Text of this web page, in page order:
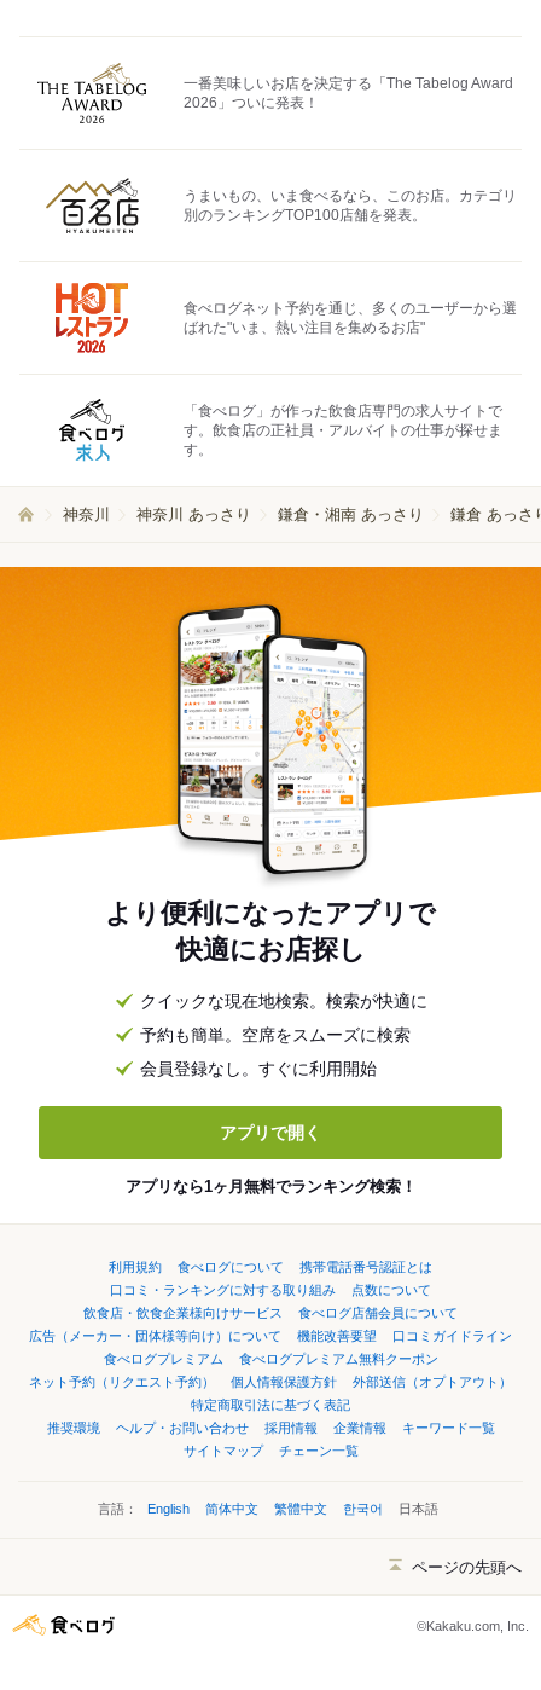
一番美味しいお店を決定する「The Tabelog Award
2026」ついに発表！
うまいもの、いま食べるなら、このお店。カテゴリ
別のランキングTOP100店舗を発表。
食べログネット予約を通じ、多くのユーザーから選
ばれた"いま、熱い注目を集めるお店"
「食べログ」が作った飲食店専門の求人サイトで
す。飲食店の正社員・アルバイトの仕事が探せま
す。
神奈川 神奈川 あっさり 鎌倉・湘南 あっさり 鎌倉 あっさ
より便利になったアプリで
快適にお店探し
クイックな現在地検索。検索が快適に
予約も簡単。空席をスムーズに検索
会員登録なし。すぐに利用開始
アプリで開く
アプリなら1ヶ月無料でランキング検索！
利用規約 食べログについて
携帯電話番号認証とは
口コミ・ランキングに対する取り組み
点数について
飲食店・飲食企業様向けサービス
食べログ店舗会員について
広告（メーカー・団体様等向け）について
機能改善要望
口コミガイドライン
食べログプレミアム
食べログプレミアム無料クーポン
ネット予約（リクエスト予約）
個人情報保護方針
外部送信（オプトアウト）
特定商取引法に基づく表記
推奨環境
ヘルプ・お問い合わせ 採用情報 企業情報
キーワード一覧
サイトマップ
チェーン一覧
言語： English 简体中文 繁體中文 한국어 日本語
ページの先頭へ
©Kakaku.com, Inc.